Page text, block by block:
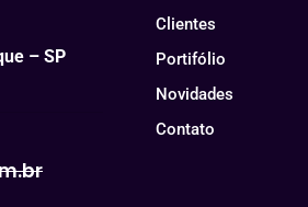
– SP
Clientes
Portifólio
Novidades
Contato